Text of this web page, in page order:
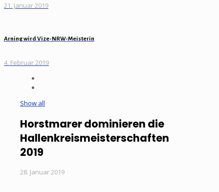
21. Januar 2019
Arning wird Vize-NRW-Meisterin
4. Februar 2019
Show all
Horstmarer dominieren die
Hallenkreismeisterschaften
2019
28. Januar 2019